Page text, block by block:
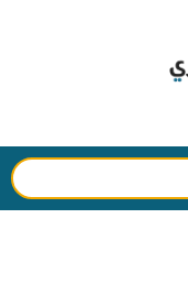
مرحباً بكم في موقع "المصدر العقاري" (Al Masdar Al Aqaari).
الالتزام بشروط